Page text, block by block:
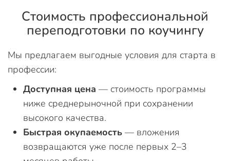
Стоимость профессиональной
переподготовки по коучингу
Мы предлагаем выгодные условия для старта в
профессии:
Доступная цена — стоимость программы
ниже среднерыночной при сохранении
высокого качества.
Быстрая окупаемость — вложения
возвращаются уже после первых 2–3